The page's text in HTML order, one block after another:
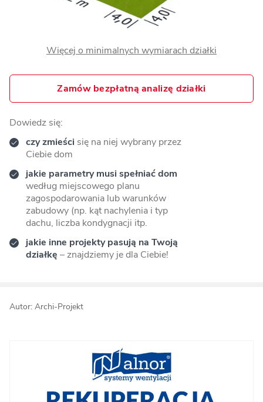
Więcej o minimalnych wymiarach działki
Zamów bezpłatną analizę działki
Dowiedz się:
czy zmieści się na niej wybrany przez
Ciebie dom
jakie parametry musi spełniać dom
według miejscowego planu
zagospodarowania lub warunków
zabudowy (np. kąt nachylenia i typ
dachu, liczba kondygnacji itp.
jakie inne projekty pasują na Twoją
działkę – znajdziemy je dla Ciebie!
Autor: Archi-Projekt